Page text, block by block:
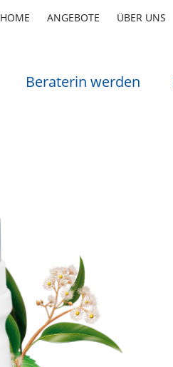
HOME ANGEBOTE ÜBER UNS
Beraterin werden